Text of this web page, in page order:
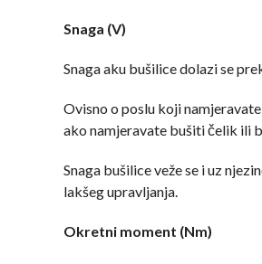
Snaga (V)
Snaga aku bušilice dolazi se
Ovisno o poslu koji
ako namjeravate bušiti čelik ili
Snaga bušilice veže se i uz
lakšeg upravljanja.
Okretni moment (Nm)